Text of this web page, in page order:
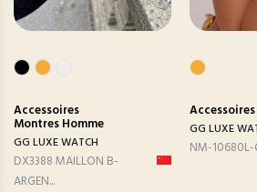
Accessoires
Montres Homme
GG LUXE WATCH
DX3388 MAILLON B-
ARGEN...
Accessoires
GG LUXE
NM-10680L-